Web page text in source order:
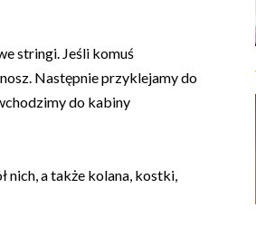
stringi. Jeśli komuś
Następnie przyklejamy do
do kabiny
a także kolana, kostki,